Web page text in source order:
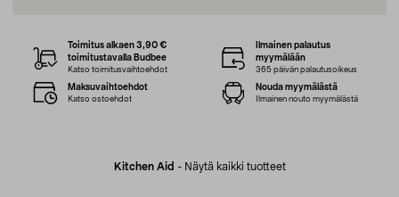
Kitchen Aid - Näytä kaikki tuotteet
Toimitus alkaen 3,90 €
toimitustavalla Budbee
Katso toimitusvaihtoehdot
Ilmainen palautus
myymälään
365 päivän palautusoikeus
Maksuvaihtoehdot
Katso ostoehdot
Nouda myymälästä
Ilmainen nouto myymälästä